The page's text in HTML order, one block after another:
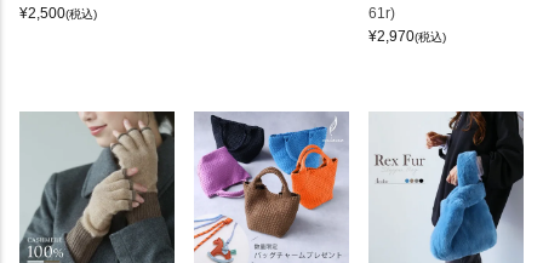
¥2,500(税込)
61r)
¥2,970(税込)